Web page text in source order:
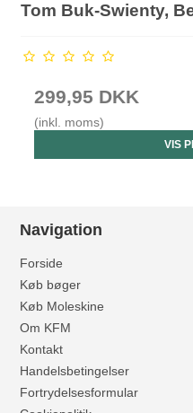
Tom Buk-Swienty,
299,95 DKK
(inkl. moms)
VIS
Navigation
Forside
Køb bøger
Køb Moleskine
Om KFM
Kontakt
Handelsbetingelser
Fortrydelsesformular